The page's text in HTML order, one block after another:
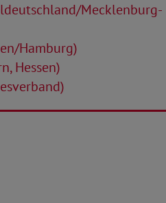
Mecklenburg-
Hamburg)
Hessen)